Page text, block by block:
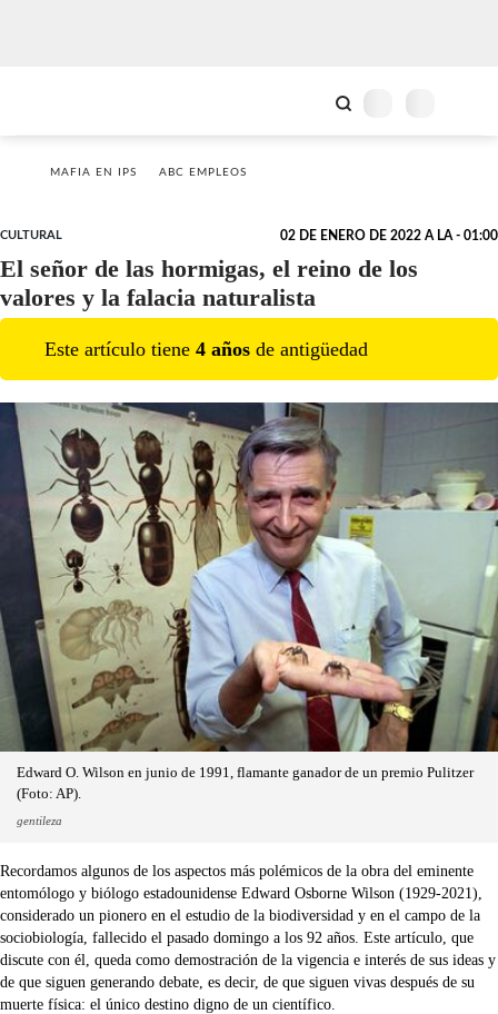
MAFIA EN IPS ABC EMPLEOS
CULTURAL 02 DE ENERO DE 2022 A LA - 01:00
El señor de las hormigas, el reino de los
valores y la falacia naturalista
Este artículo tiene 4 años de antigüedad
Edward O. Wilson en junio de 1991, flamante ganador de un premio Pulitzer
(Foto: AP).
gentileza
Recordamos algunos de los aspectos más polémicos de la obra del eminente
entomólogo y biólogo estadounidense Edward Osborne Wilson (1929-2021),
considerado un pionero en el estudio de la biodiversidad y en el campo de la
sociobiología, fallecido el pasado domingo a los 92 años. Este artículo, que
discute con él, queda como demostración de la vigencia e interés de sus ideas y
de que siguen generando debate, es decir, de que siguen vivas después de su
muerte física: el único destino digno de un científico.